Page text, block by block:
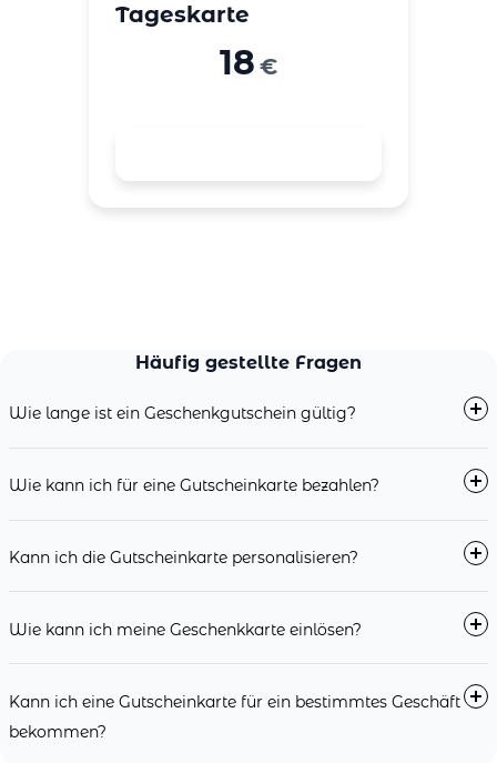
Tageskarte
18 €
Häufig gestellte Fragen
Wie lange ist ein Geschenkgutschein gültig?
Wie kann ich für eine Gutscheinkarte bezahlen?
Kann ich die Gutscheinkarte personalisieren?
Wie kann ich meine Geschenkkarte einlösen?
Kann ich eine Gutscheinkarte für ein bestimmtes Geschäft
bekommen?